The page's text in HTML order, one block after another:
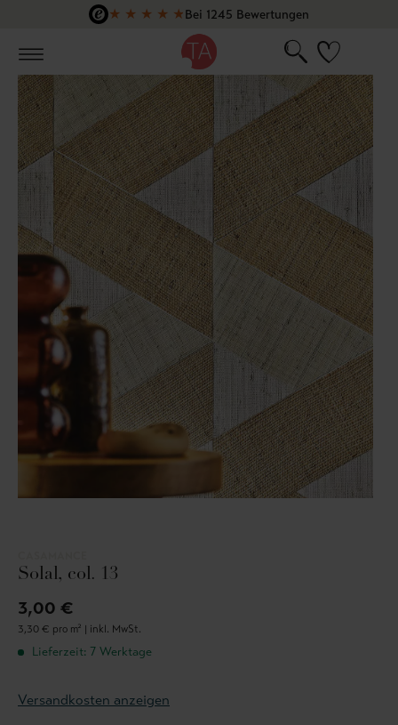
Zum Hauptinhalt springen
★ ★ ★ ★ ★Bei 1245 Bewertungen
Solal, col. 13
3,00 €
3,30 € pro m² | inkl. MwSt.
Lieferzeit: 7 Werktage
Versandkosten anzeigen